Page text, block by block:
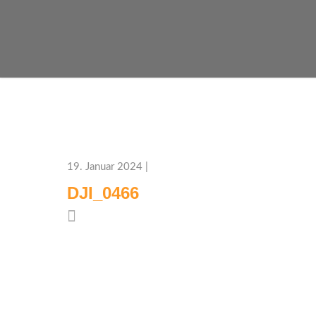
19. Januar 2024 |
DJI_0466